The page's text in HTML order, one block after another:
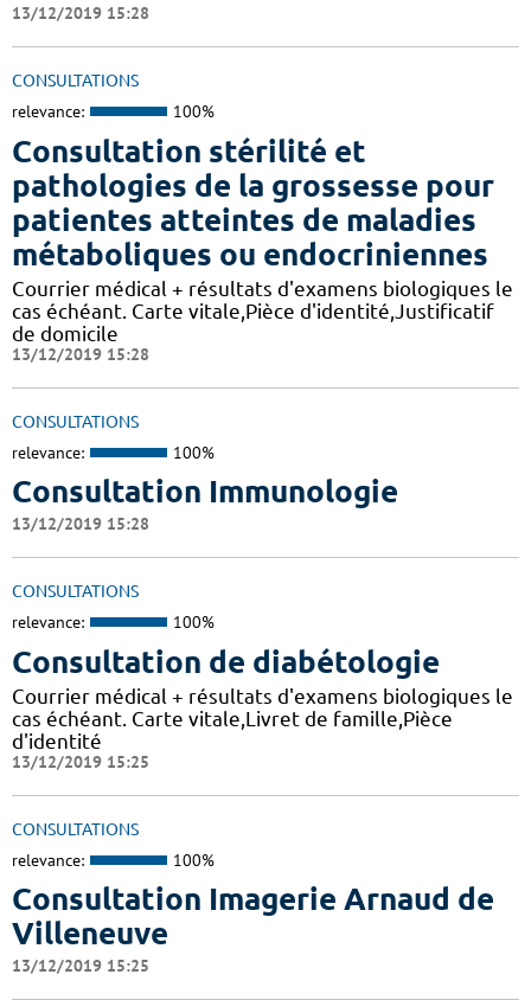
13/12/2019 15:28
CONSULTATIONS
relevance: 100%
Consultation stérilité et
pathologies de la grossesse pour
patientes atteintes de maladies
métaboliques ou endocriniennes
Courrier médical + résultats d'examens biologiques le
cas échéant. Carte vitale,Pièce d'identité,Justificatif
de domicile
13/12/2019 15:28
CONSULTATIONS
relevance: 100%
Consultation Immunologie
13/12/2019 15:28
CONSULTATIONS
relevance: 100%
Consultation de diabétologie
Courrier médical + résultats d'examens biologiques le
cas échéant. Carte vitale,Livret de famille,Pièce
d'identité
13/12/2019 15:25
CONSULTATIONS
relevance: 100%
Consultation Imagerie Arnaud de
Villeneuve
13/12/2019 15:25